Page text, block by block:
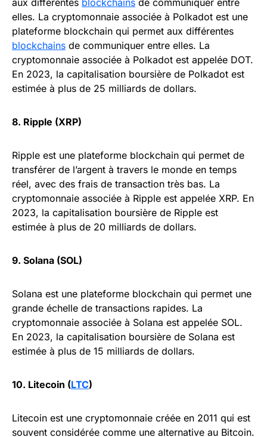
elles. La cryptomonnaie associée à Polkadot est une
plateforme blockchain qui permet aux différentes
blockchains de communiquer entre elles. La
cryptomonnaie associée à Polkadot est appelée DOT.
En 2023, la capitalisation boursière de Polkadot est
estimée à plus de 25 milliards de dollars.
8. Ripple (XRP)
Ripple est une plateforme blockchain qui permet de
transférer de l’argent à travers le monde en temps
réel, avec des frais de transaction très bas. La
cryptomonnaie associée à Ripple est appelée XRP. En
2023, la capitalisation boursière de Ripple est
estimée à plus de 20 milliards de dollars.
9. Solana (SOL)
Solana est une plateforme blockchain qui permet une
grande échelle de transactions rapides. La
cryptomonnaie associée à Solana est appelée SOL.
En 2023, la capitalisation boursière de Solana est
estimée à plus de 15 milliards de dollars.
10. Litecoin (LTC)
Litecoin est une cryptomonnaie créée en 2011 qui est
souvent considérée comme une alternative au Bitcoin.